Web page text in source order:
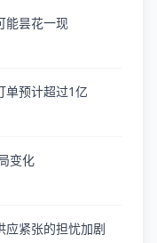
能昙花一现
单预计超过1亿
供应格局变化
应紧张的担忧加剧